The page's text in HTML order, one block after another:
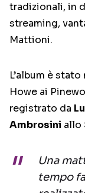
tradizionali, in
streaming,
Mattioni.
L’album è
Howe ai
registrato da
Ambrosini allo
Una
tempo